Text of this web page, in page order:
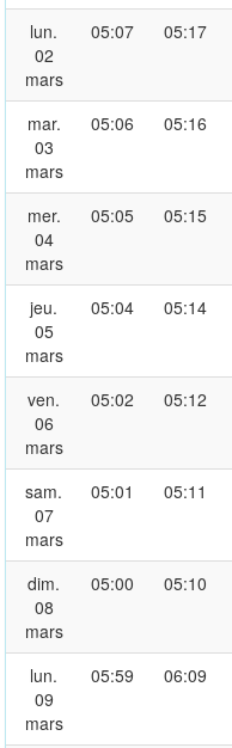
lun.
02
mars
05:07 05:17
mar.
03
mars
05:06 05:16
mer.
04
mars
05:05 05:15
jeu.
05
mars
05:04 05:14
ven.
06
mars
05:02 05:12
sam.
07
mars
05:01 05:11
dim.
08
mars
05:00 05:10
lun.
09
mars
05:59 06:09